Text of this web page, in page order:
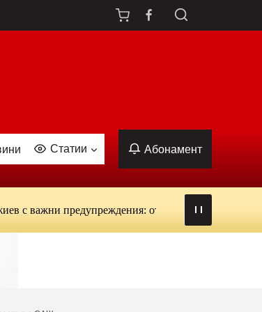
Статии Абонамент
предупреждения: от вируси и ухапвания от